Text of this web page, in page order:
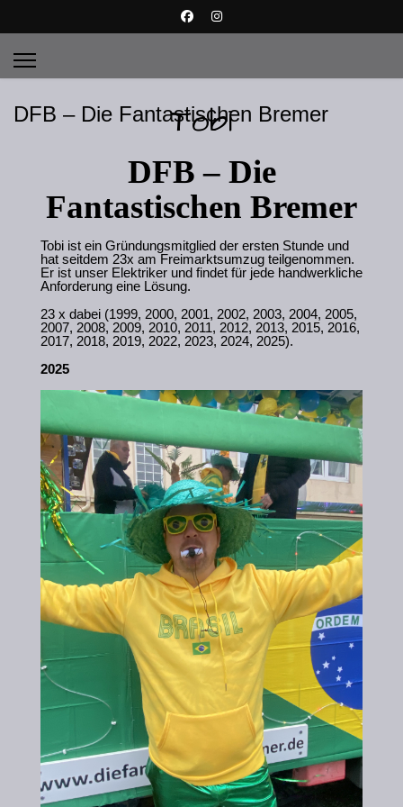
DFB – Die Fantastischen Bremer
Tobi
DFB – Die
Fantastischen Bremer
Tobi ist ein Gründungsmitglied der ersten Stunde und
hat seitdem 23x am Freimarktsumzug teilgenommen.
Er ist unser Elektriker und findet für jede handwerkliche
Anforderung eine Lösung.
23 x dabei (1999, 2000, 2001, 2002, 2003, 2004, 2005,
2007, 2008, 2009, 2010, 2011, 2012, 2013, 2015, 2016,
2017, 2018, 2019, 2022, 2023, 2024, 2025).
2025